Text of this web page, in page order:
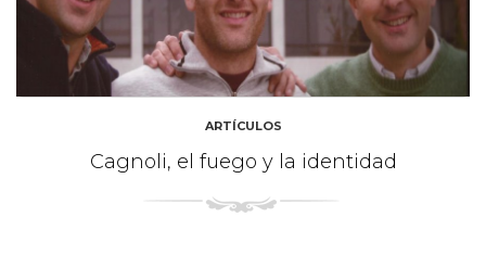
ARTÍCULOS
Cagnoli, el fuego y la identidad